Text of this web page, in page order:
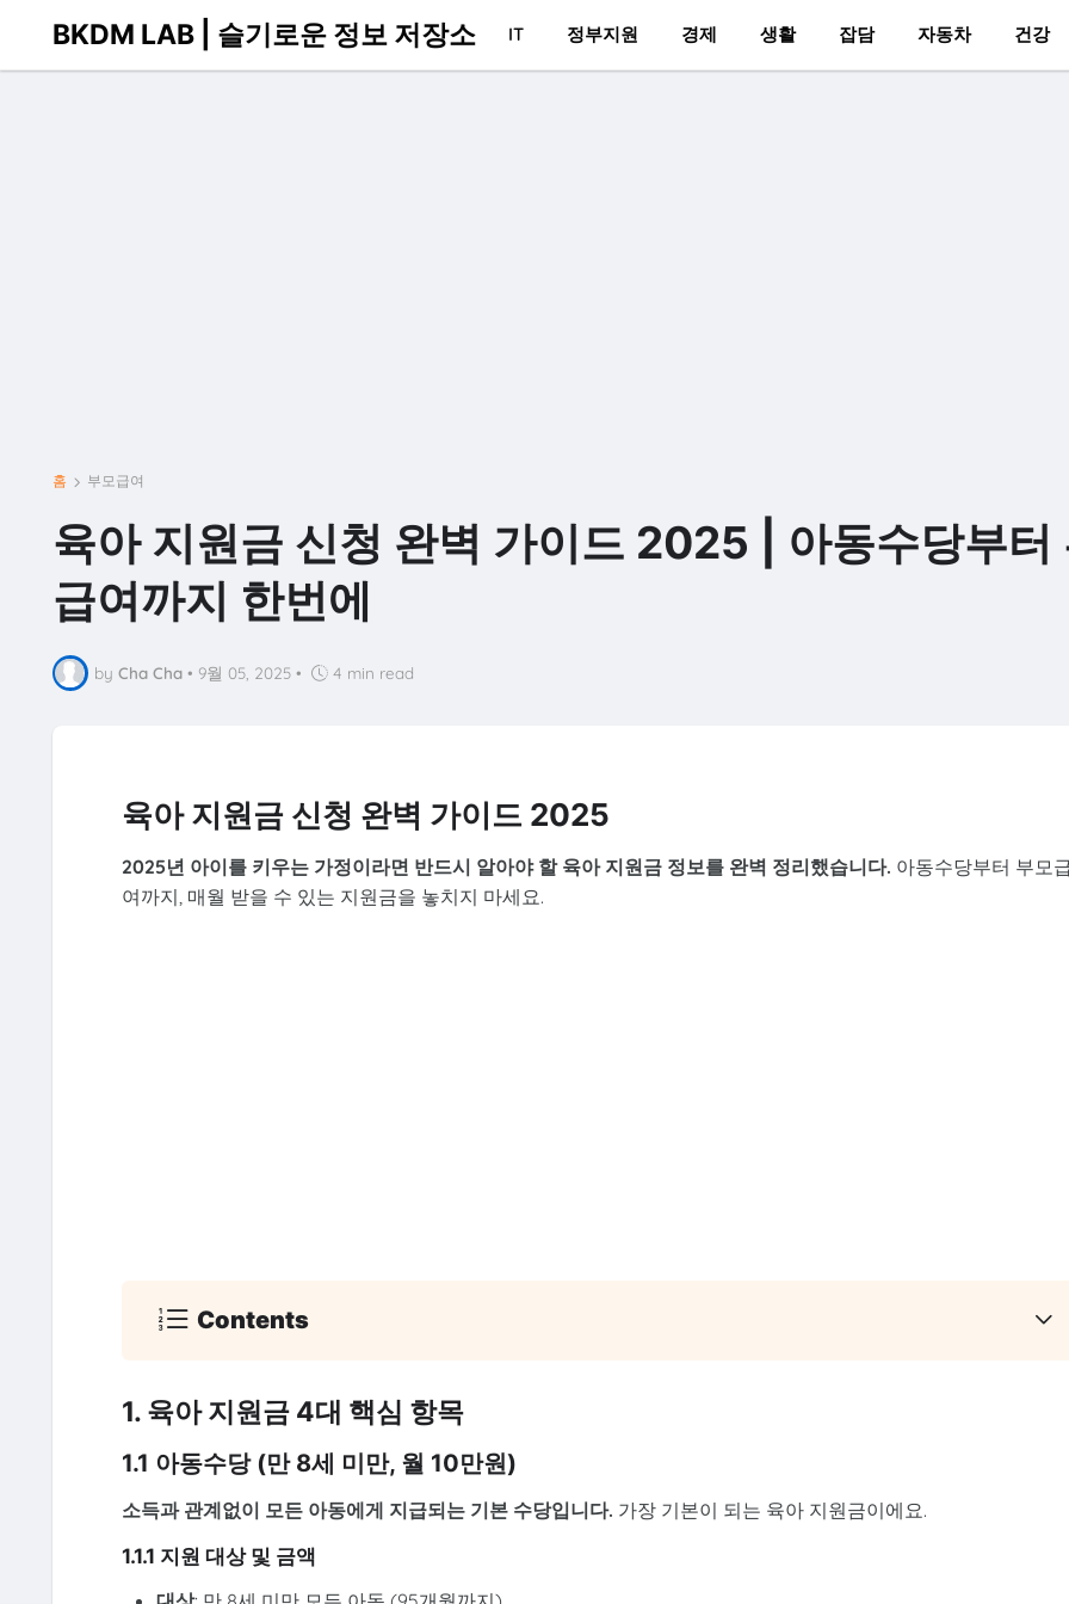
BKDM LAB | 슬기로운 정보 저장소 IT 정부지원 경제 생활 잡담 자동차 건강
홈 부모급여
육아 지원금 신청 완벽 가이드 2025 | 아동수당부터
급여까지 한번에
by Cha Cha • 9월 05, 2025 • 4 min read
육아 지원금 신청 완벽 가이드 2025
2025년 아이를 키우는 가정이라면 반드시 알아야 할 육아 지원금 정보를 완벽 정리했습니다. 아동수당부터 부모
여까지, 매월 받을 수 있는 지원금을 놓치지 마세요.
Contents
1. 육아 지원금 4대 핵심 항목
1.1 아동수당 (만 8세 미만, 월 10만원)
소득과 관계없이 모든 아동에게 지급되는 기본 수당입니다. 가장 기본이 되는 육아 지원금이에요.
1.1.1 지원 대상 및 금액